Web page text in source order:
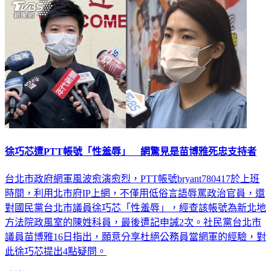
徐巧芯遭PTT帳號「性羞辱」 網驚見是苗博雅死忠支持者
台北市政府網軍風波愈演愈烈，PTT帳號bryant780417於上班
時間，利用北市府IP上網，不僅用低俗言語辱罵政治官員，還
對國民黨台北市議員徐巧芯「性羞辱」，經查該帳號為新北地
方法院政風室的陳姓科員，最後遭記申誡2次。社民黨台北市
議員苗博雅16日指出，願意分享杜絕公務員當網軍的經驗，對
此徐巧芯提出4點疑問。